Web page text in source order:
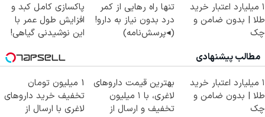
۱ میلیارد اعتبار خرید
طلا | بدون ضامن و
چک
تنها راه رهایی از کمر
درد بدون نیاز به دارو!
(◂پرسش‌نامه)
پاکسازی کامل کبد و
افزایش طول عمر با
این نوشیدنی گیاهی!
مطالب پیشنهادی
۱ میلیارد اعتبار خرید
طلا | بدون ضامن و
چک
بهترین قیمت داروهای
لاغری، با ۱ میلیون
تخفیف و ارسال از
1 میلیون تومان
تخفیف خرید داروهای
لاغری با ارسال از